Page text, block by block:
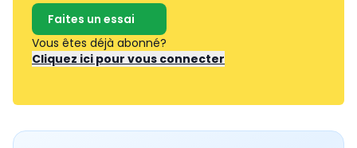
Faites un essai
Vous êtes déjà abonné?
Cliquez ici pour vous connecter